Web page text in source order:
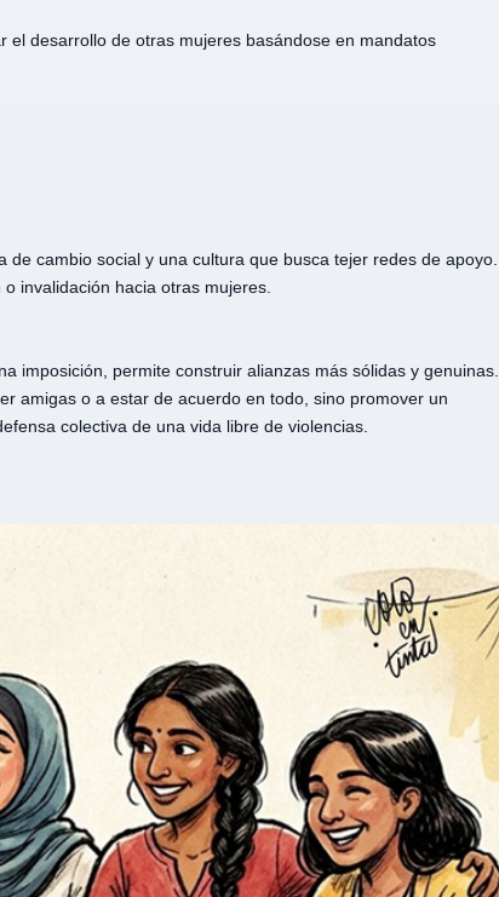
el desarrollo de otras mujeres basándose en mandatos
cambio social y una cultura que busca tejer redes de apoyo.
invalidación hacia otras mujeres.
imposición, permite construir alianzas más sólidas y genuinas.
amigas o a estar de acuerdo en todo, sino promover un
colectiva de una vida libre de violencias.